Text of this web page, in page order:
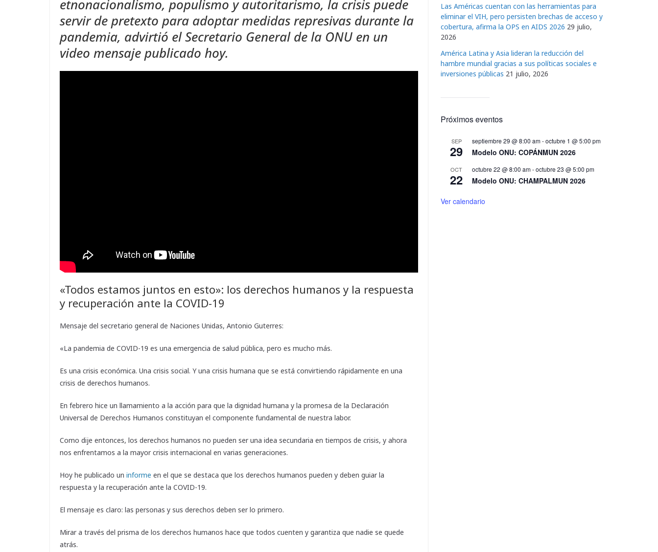
etnonacionalismo, populismo y autoritarismo, la crisis puede
servir de pretexto para adoptar medidas represivas durante la
pandemia, advirtió el Secretario General de la ONU en un
video mensaje publicado hoy.
«Todos estamos juntos en esto»: los derechos humanos y la respuesta
y recuperación ante la COVID-19
Mensaje del secretario general de Naciones Unidas, Antonio Guterres:
«La pandemia de COVID-19 es una emergencia de salud pública, pero es mucho más.
Es una crisis económica. Una crisis social. Y una crisis humana que se está convirtiendo rápidamente en una
crisis de derechos humanos.
En febrero hice un llamamiento a la acción para que la dignidad humana y la promesa de la Declaración
Universal de Derechos Humanos constituyan el componente fundamental de nuestra labor.
Como dije entonces, los derechos humanos no pueden ser una idea secundaria en tiempos de crisis, y ahora
nos enfrentamos a la mayor crisis internacional en varias generaciones.
Hoy he publicado un informe en el que se destaca que los derechos humanos pueden y deben guiar la
respuesta y la recuperación ante la COVID-19.
El mensaje es claro: las personas y sus derechos deben ser lo primero.
Mirar a través del prisma de los derechos humanos hace que todos cuenten y garantiza que nadie se quede
atrás.
e
o
Las Américas cuentan con las herramientas para
eliminar el VIH, pero persisten brechas de acceso y
cobertura, afirma la OPS en AIDS 2026 29 julio,
2026
América Latina y Asia lideran la reducción del
hambre mundial gracias a sus políticas sociales e
inversiones públicas 21 julio, 2026
Próximos eventos
SEP
29
septiembre 29 @ 8:00 am-octubre 1 @ 5:00 pm
Modelo ONU: COPÁNMUN 2026
OCT
22
octubre 22 @ 8:00 am-octubre 23 @ 5:00 pm
Modelo ONU: CHAMPALMUN 2026
Ver calendario